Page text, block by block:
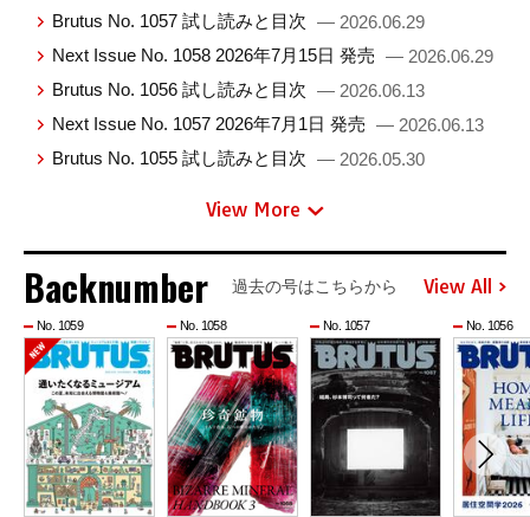
Brutus No. 1057 試し読みと目次 — 2026.06.29
Next Issue No. 1058 2026年7月15日 発売 — 2026.06.29
Brutus No. 1056 試し読みと目次 — 2026.06.13
Next Issue No. 1057 2026年7月1日 発売 — 2026.06.13
Brutus No. 1055 試し読みと目次 — 2026.05.30
View More
Backnumber 過去の号はこちらから View All
No. 1059 No. 1058 No. 1057 No. 1056